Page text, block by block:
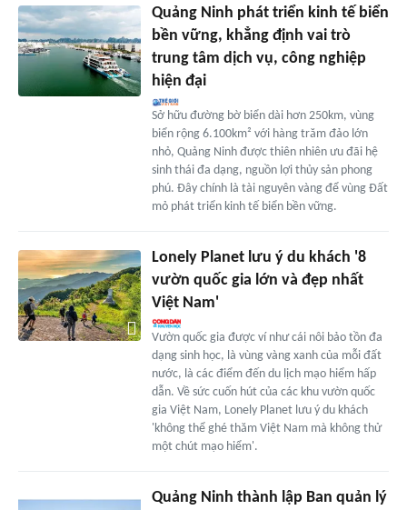
Quảng Ninh phát triển kinh tế biển
bền vững, khẳng định vai trò
trung tâm dịch vụ, công nghiệp
hiện đại
Sở hữu đường bờ biển dài hơn 250km, vùng
biển rộng 6.100km² với hàng trăm đảo lớn
nhỏ, Quảng Ninh được thiên nhiên ưu đãi hệ
sinh thái đa dạng, nguồn lợi thủy sản phong
phú. Đây chính là tài nguyên vàng để vùng Đất
mỏ phát triển kinh tế biển bền vững.
Lonely Planet lưu ý du khách '8
vườn quốc gia lớn và đẹp nhất
Việt Nam'
Vườn quốc gia được ví như cái nôi bảo tồn đa
dạng sinh học, là vùng vàng xanh của mỗi đất
nước, là các điểm đến du lịch mạo hiểm hấp
dẫn. Về sức cuốn hút của các khu vườn quốc
gia Việt Nam, Lonely Planet lưu ý du khách
'không thể ghé thăm Việt Nam mà không thử
một chút mạo hiểm'.
Quảng Ninh thành lập Ban quản lý